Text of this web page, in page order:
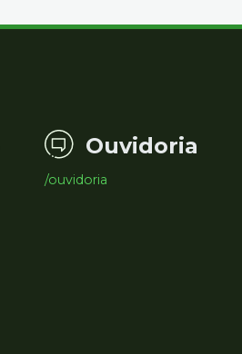
Ouvidoria
/ouvidoria